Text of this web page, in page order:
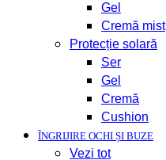
Gel
Cremă mist
Protecție solară
Ser
Gel
Cremă
Cushion
ÎNGRIJIRE OCHI ȘI BUZE
Vezi tot